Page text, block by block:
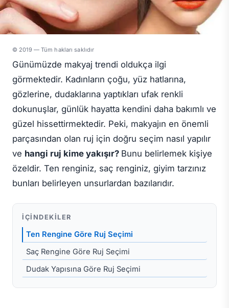
© 2019 — Tüm hakları saklıdır
Günümüzde makyaj trendi oldukça ilgi
görmektedir. Kadınların çoğu, yüz hatlarına,
gözlerine, dudaklarına yaptıkları ufak renkli
dokunuşlar, günlük hayatta kendini daha bakımlı ve
güzel hissettirmektedir. Peki, makyajın en önemli
parçasından olan ruj için doğru seçim nasıl yapılır
ve hangi ruj kime yakışır? Bunu belirlemek kişiye
özeldir. Ten renginiz, saç renginiz, giyim tarzınız
bunları belirleyen unsurlardan bazılarıdır.
İÇINDEKILER
Ten Rengine Göre Ruj Seçimi
Saç Rengine Göre Ruj Seçimi
Dudak Yapısına Göre Ruj Seçimi